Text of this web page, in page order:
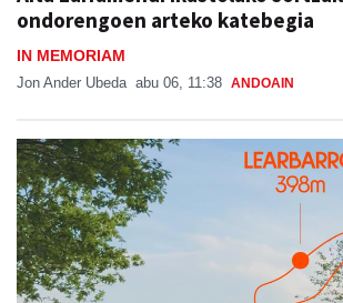
ondorengoen arteko katebegia
IN MEMORIAM
Jon Ander Ubeda abu 06, 11:38 ANDOAIN